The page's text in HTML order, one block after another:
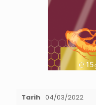
Tarih 04/03/2022